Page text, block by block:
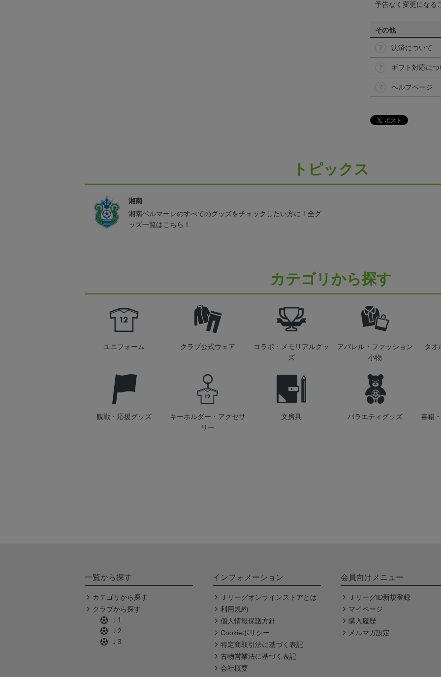
予告なく変更になる
その他
決済について
ギフト対応に
ヘルプページ
トピックス
湘南
湘南ベルマーレのすべてのグッズをチェックしたい方に！全グ
ッズ一覧はこちら！
カテゴリから探す
ユニフォーム クラブ公式ウェア
コラボ・メモリアルグッ
ズ
アパレル・ファッション
小物
タオ
観戦・応援グッズ
キーホルダー・アクセサ
リー
文房具 バラエティグッズ 書籍
一覧から探す
カテゴリから探す
クラブから探す
Ｊ1
Ｊ2
Ｊ3
インフォメーション
Ｊリーグオンラインストアとは
利用規約
個人情報保護方針
Cookieポリシー
特定商取引法に基づく表記
古物営業法に基づく表記
会社概要
会員向けメニュー
ＪリーグID新規登録
マイページ
購入履歴
メルマガ設定